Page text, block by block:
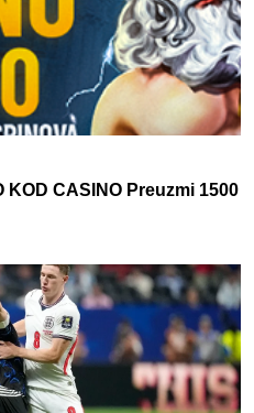
KOD CASINO Preuzmi 1500